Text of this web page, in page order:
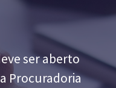
ser aberto
Procuradoria